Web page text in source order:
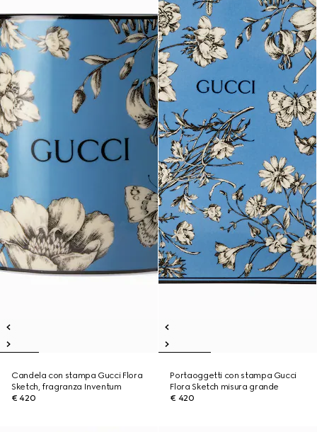
Candela con stampa Gucci Flora
Sketch, fragranza Inventum
€ 420
Portaoggetti con stampa Gucci
Flora Sketch misura grande
€ 420